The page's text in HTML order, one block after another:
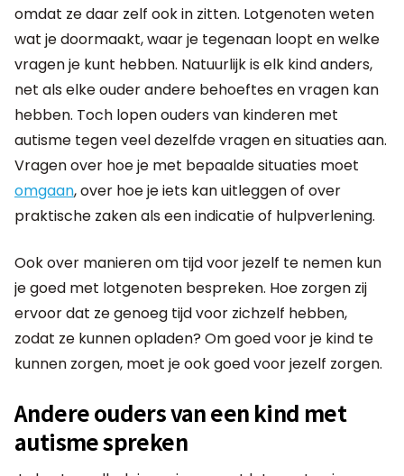
omdat ze daar zelf ook in zitten. Lotgenoten weten
wat je doormaakt, waar je tegenaan loopt en welke
vragen je kunt hebben. Natuurlijk is elk kind anders,
net als elke ouder andere behoeftes en vragen kan
hebben. Toch lopen ouders van kinderen met
autisme tegen veel dezelfde vragen en situaties aan.
Vragen over hoe je met bepaalde situaties moet
omgaan, over hoe je iets kan uitleggen of over
praktische zaken als een indicatie of hulpverlening.
Ook over manieren om tijd voor jezelf te nemen kun
je goed met lotgenoten bespreken. Hoe zorgen zij
ervoor dat ze genoeg tijd voor zichzelf hebben,
zodat ze kunnen opladen? Om goed voor je kind te
kunnen zorgen, moet je ook goed voor jezelf zorgen.
Andere ouders van een kind met
autisme spreken